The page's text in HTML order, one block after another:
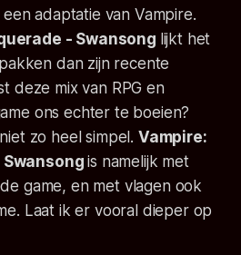
adaptatie van Vampire.
- Swansong lijkt het
dan zijn recente
deze mix van RPG en
ons echter te boeien?
zo heel simpel. Vampire:
is namelijk met
game, en met vlagen ook
Laat ik er vooral dieper op